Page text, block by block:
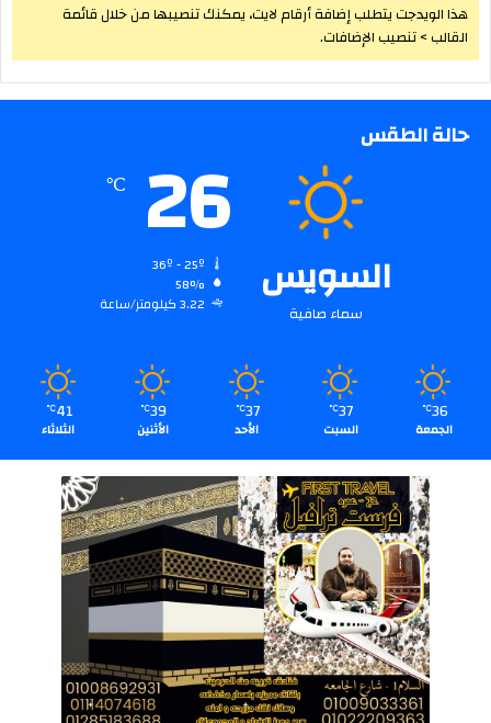
هذا الويدجت يتطلب إضافة أرقام لايت، يمكنك تنصيبها من خلال قائمة
القالب > تنصيب الإضافات.
حالة الطقس
السويس
سماء صافية
26
℃
58%
3.22 كيلومتر/ساعة
36
℃
الجمعة
37
℃
السبت
37
℃
الأحد
39
℃
الأثنين
41
℃
الثلاثاء